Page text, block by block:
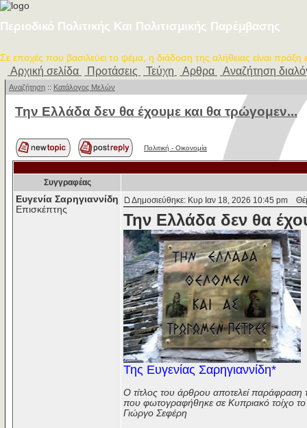
Περιοδικό Πολιτικής Και Πολιτισμικής Παρέμβασης
Σε εποχές που βασιλεύει το ψέμα, η διάδοση της αλήθειας είναι πράξη
Αρχική σελίδα Προτάσεις Τεύχη Αρθρα Αναζήτηση
Αναζήτηση :: Κατάλογος Μελών
Την Ελλάδα δεν θα έχουμε και θα τρώγομεν...
Πολιτική - Oικονομία
Συγγραφέας
Ευγενία Σαρηγιαννίδη
Επισκέπτης
Δημοσιεύθηκε: Κυρ Ιαν 18, 2026 10:45 pm
Την Ελλάδα δεν θα
Της Ευγενίας Σαρηγιαννίδη*
Ο τίτλος του άρθρου αποτελεί
που φωτογραφήθηκε σε Κυπριακό τοίχο
Γιώργο Σεφέρη